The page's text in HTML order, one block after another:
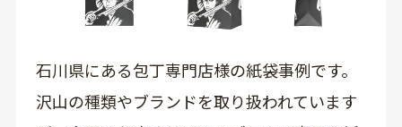
石川県にある包丁専門店様の紙袋事例です。
沢山の種類やブランドを取り扱われています